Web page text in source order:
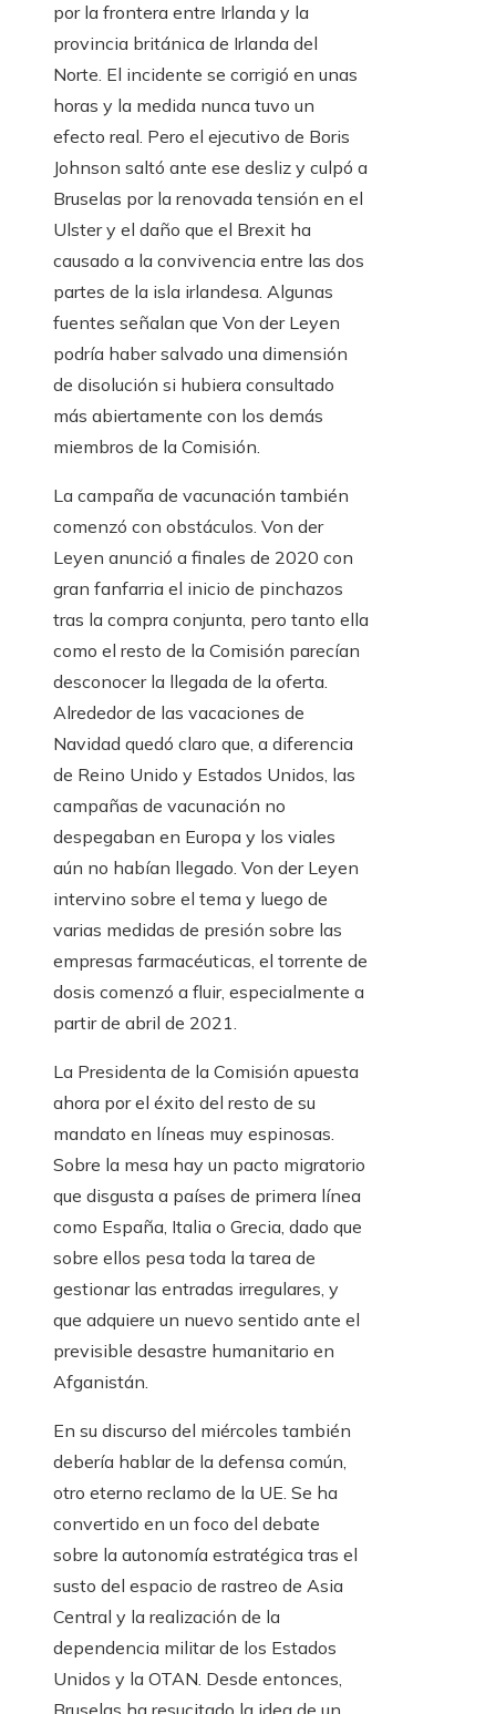
por la frontera entre Irlanda y la
provincia británica de Irlanda del
Norte. El incidente se corrigió en unas
horas y la medida nunca tuvo un
efecto real. Pero el ejecutivo de Boris
Johnson saltó ante ese desliz y culpó a
Bruselas por la renovada tensión en el
Ulster y el daño que el Brexit ha
causado a la convivencia entre las dos
partes de la isla irlandesa. Algunas
fuentes señalan que Von der Leyen
podría haber salvado una dimensión
de disolución si hubiera consultado
más abiertamente con los demás
miembros de la Comisión.
La campaña de vacunación también
comenzó con obstáculos. Von der
Leyen anunció a finales de 2020 con
gran fanfarria el inicio de pinchazos
tras la compra conjunta, pero tanto ella
como el resto de la Comisión parecían
desconocer la llegada de la oferta.
Alrededor de las vacaciones de
Navidad quedó claro que, a diferencia
de Reino Unido y Estados Unidos, las
campañas de vacunación no
despegaban en Europa y los viales
aún no habían llegado. Von der Leyen
intervino sobre el tema y luego de
varias medidas de presión sobre las
empresas farmacéuticas, el torrente de
dosis comenzó a fluir, especialmente a
partir de abril de 2021.
La Presidenta de la Comisión apuesta
ahora por el éxito del resto de su
mandato en líneas muy espinosas.
Sobre la mesa hay un pacto migratorio
que disgusta a países de primera línea
como España, Italia o Grecia, dado que
sobre ellos pesa toda la tarea de
gestionar las entradas irregulares, y
que adquiere un nuevo sentido ante el
previsible desastre humanitario en
Afganistán.
En su discurso del miércoles también
debería hablar de la defensa común,
otro eterno reclamo de la UE. Se ha
convertido en un foco del debate
sobre la autonomía estratégica tras el
susto del espacio de rastreo de Asia
Central y la realización de la
dependencia militar de los Estados
Unidos y la OTAN. Desde entonces,